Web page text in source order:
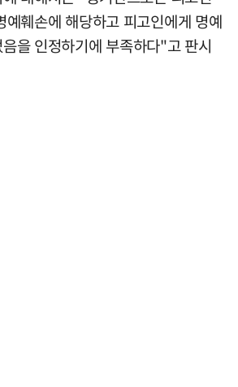
예훼손에 해당하고 피고인에게 명예
을 인정하기에 부족하다"고 판시